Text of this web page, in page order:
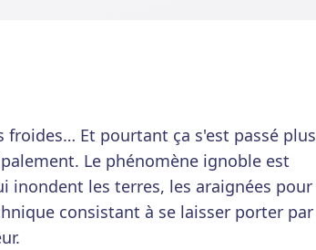
froides… Et pourtant ça s'est passé plus
Le phénomène ignoble est
inondent les terres, les araignées pour
consistant à se laisser porter par